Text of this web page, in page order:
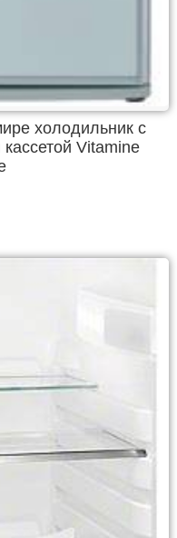
холодильник с
Vitamine